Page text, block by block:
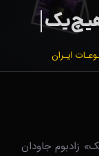
ایـران
زادبوم جاودان